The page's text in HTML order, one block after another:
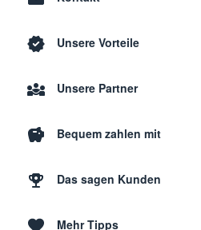
Unsere Vorteile
Unsere Partner
Bequem zahlen mit
Das sagen Kunden
Mehr Tipps